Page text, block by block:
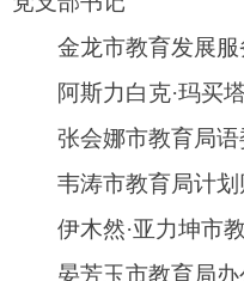
段淑琴市教育局教育档
史小霞市教育局教育
东海玺市教育局教育
王彪市教育局教育督
二、特约阿图什市人
古力米热·努尔夏提市